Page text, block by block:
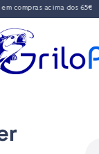
acima dos 65€